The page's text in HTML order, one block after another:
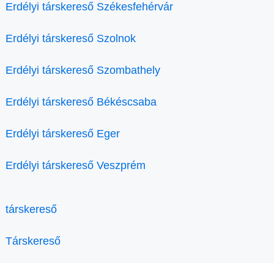
Erdélyi társkereső Székesfehérvár
Erdélyi társkereső Szolnok
Erdélyi társkereső Szombathely
Erdélyi társkereső Békéscsaba
Erdélyi társkereső Eger
Erdélyi társkereső Veszprém
társkereső
Társkereső